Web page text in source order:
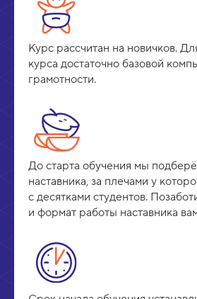
Курс рассчитан на новичков.
курса достаточно базовой
грамотности.
До старта обучения мы
наставника, за плечами у
с десятками студентов.
и формат работы наставника